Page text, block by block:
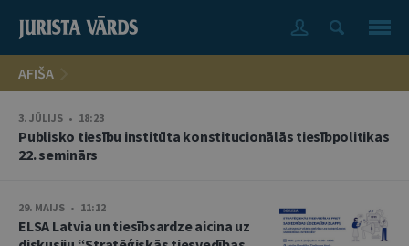
AFIŠA
3. JŪLIJS • 18:23
Publisko tiesību institūta konstitucionālās tiesībpolitikas
22. seminārs
29. MAIJS • 11:12
ELSA Latvia un tiesībsardze aicina uz